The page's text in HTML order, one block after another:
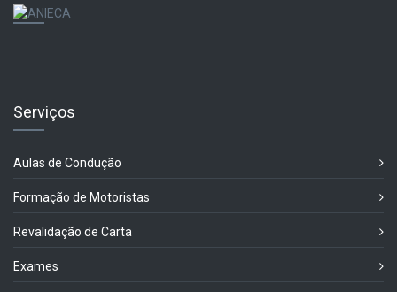
Serviços
Aulas de Condução
Formação de Motoristas
Revalidação de Carta
Exames